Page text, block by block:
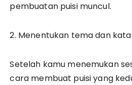
pembuatan puisi muncul.
2. Menentukan tema dan
Setelah kamu menemukan
cara membuat puisi yang